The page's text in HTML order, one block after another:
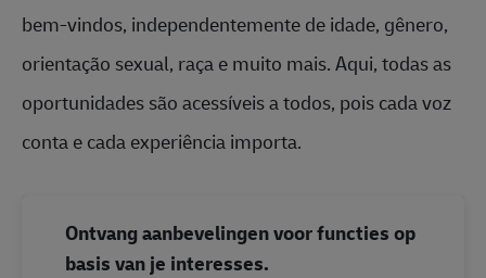
bem-vindos, independentemente de idade, gênero,
orientação sexual, raça e muito mais. Aqui, todas as
oportunidades são acessíveis a todos, pois cada voz
conta e cada experiência importa.
Ontvang aanbevelingen voor functies op
basis van je interesses.